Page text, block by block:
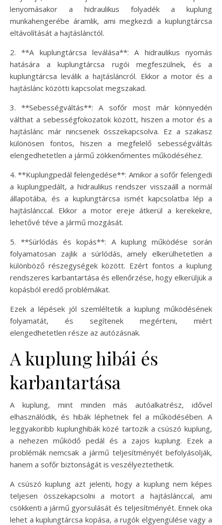
lenyomásakor a hidraulikus folyadék a kuplung
munkahengerébe áramlik, ami megkezdi a kuplungtárcsa
eltávolítását a hajtáslánctól.
2. **A kuplungtárcsa leválása**: A hidraulikus nyomás
hatására a kuplungtárcsa rugói megfeszülnek, és a
kuplungtárcsa leválik a hajtásláncról. Ekkor a motor és a
hajtáslánc közötti kapcsolat megszakad.
3. **Sebességváltás**: A sofőr most már könnyedén
válthat a sebességfokozatok között, hiszen a motor és a
hajtáslánc már nincsenek összekapcsolva. Ez a szakasz
különösen fontos, hiszen a megfelelő sebességváltás
elengedhetetlen a jármű zökkenőmentes működéséhez.
4. **Kuplungpedál felengedése**: Amikor a sofőr felengedi
a kuplungpedált, a hidraulikus rendszer visszaáll a normál
állapotába, és a kuplungtárcsa ismét kapcsolatba lép a
hajtáslánccal. Ekkor a motor ereje átkerül a kerekekre,
lehetővé téve a jármű mozgását.
5. **Súrlódás és kopás**: A kuplung működése során
folyamatosan zajlik a súrlódás, amely elkerülhetetlen a
különböző részegységek között. Ezért fontos a kuplung
rendszeres karbantartása és ellenőrzése, hogy elkerüljük a
kopásból eredő problémákat.
Ezek a lépések jól szemléltetik a kuplung működésének
folyamatát, és segítenek megérteni, miért
elengedhetetlen része az autózásnak.
A kuplung hibái és
karbantartása
A kuplung, mint minden más autóalkatrész, idővel
elhasználódik, és hibák léphetnek fel a működésében. A
leggyakoribb kuplunghibák közé tartozik a csúszó kuplung,
a nehezen működő pedál és a zajos kuplung. Ezek a
problémák nemcsak a jármű teljesítményét befolyásolják,
hanem a sofőr biztonságát is veszélyeztethetik.
A csúszó kuplung azt jelenti, hogy a kuplung nem képes
teljesen összekapcsolni a motort a hajtáslánccal, ami
csökkenti a jármű gyorsulását és teljesítményét. Ennek oka
lehet a kuplungtárcsa kopása, a rugók elgyengülése vagy a